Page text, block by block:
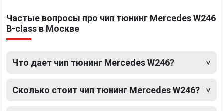
Частые вопросы про чип тюнинг Mercedes W246
B-class в Москве
Что дает чип тюнинг Mercedes W246?
Сколько стоит чип тюнинг Mercedes W246?